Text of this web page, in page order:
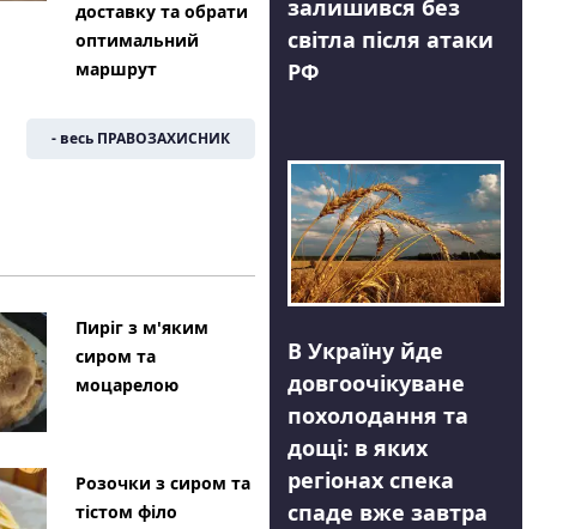
доставку та обрати
оптимальний
маршрут
- весь ПРАВОЗАХИСНИК
Пиріг з м'яким
сиром та
моцарелою
Розочки з сиром та
тістом філо
залишився без
світла після атаки
РФ
В Україну йде
довгоочікуване
похолодання та
дощі: в яких
регіонах спека
спаде вже завтра